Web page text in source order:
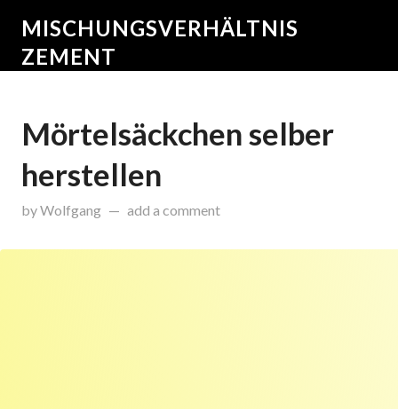
MISCHUNGSVERHÄLTNIS
ZEMENT
Mörtelsäckchen selber
herstellen
byWolfgang updated onJuli 25, 2024
add a comment